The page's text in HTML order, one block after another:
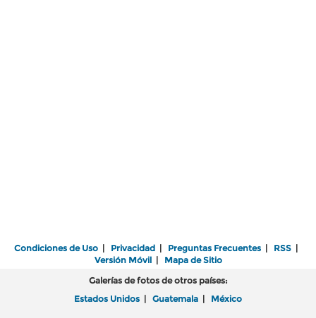
Condiciones de Uso | Privacidad | Preguntas Frecuentes | RSS |
Versión Móvil| Mapa de Sitio
Galerías de fotos de otros países:
Estados Unidos | Guatemala | México